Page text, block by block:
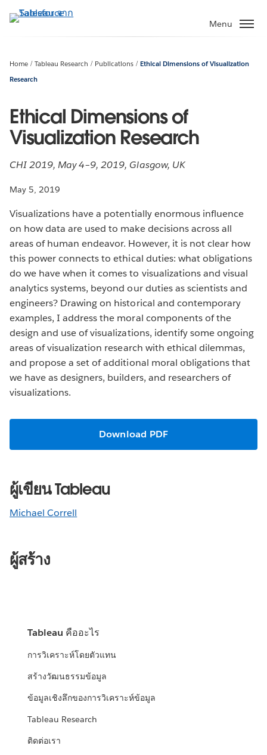
ไป
หลัก
Menu
Home Tableau Research Publications
Ethical Dimensions of Visualization
Research
Ethical Dimensions of
Visualization Research
CHI 2019, May 4–9, 2019, Glasgow, UK
May 5, 2019
Visualizations have a potentially enormous influence
on how data are used to make decisions across all
areas of human endeavor. However, it is not clear how
this power connects to ethical duties: what obligations
do we have when it comes to visualizations and visual
analytics systems, beyond our duties as scientists and
engineers? Drawing on historical and contemporary
examples, I address the moral components of the
design and use of visualizations, identify some ongoing
areas of visualization research with ethical dilemmas,
and propose a set of additional moral obligations that
we have as designers, builders, and researchers of
visualizations.
Download PDF
ผู้เขียน Tableau
Michael Correll
ผู้สร้าง
Tableau คืออะไร
การวิเคราะห์โดยตัวแทน
สร้างวัฒนธรรมข้อมูล
ข้อมูลเชิงลึกของการวิเคราะห์ข้อมูล
Tableau Research
ติดต่อเรา